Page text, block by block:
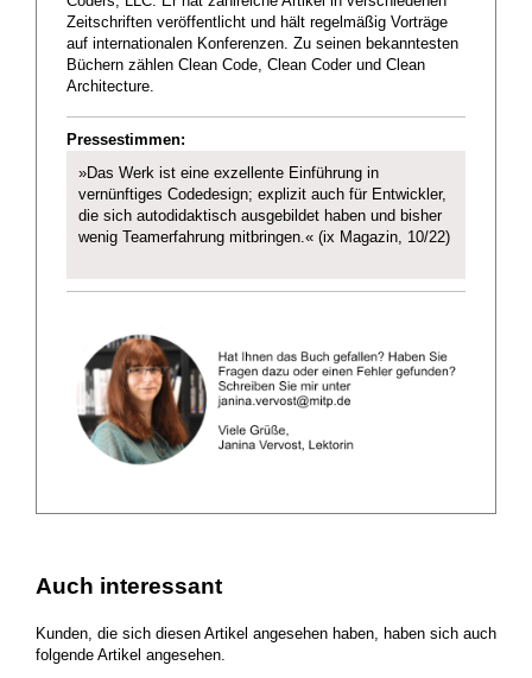
Zeitschriften veröffentlicht und hält regelmäßig Vorträge
auf internationalen Konferenzen. Zu seinen bekanntesten
Büchern zählen Clean Code, Clean Coder und Clean
Architecture.
Pressestimmen:
»Das Werk ist eine exzellente Einführung in
vernünftiges Codedesign; explizit auch für Entwickler,
die sich autodidaktisch ausgebildet haben und bisher
wenig Teamerfahrung mitbringen.« (ix Magazin, 10/22)
Auch interessant
Kunden, die sich diesen Artikel angesehen haben, haben sich auch
folgende Artikel angesehen.